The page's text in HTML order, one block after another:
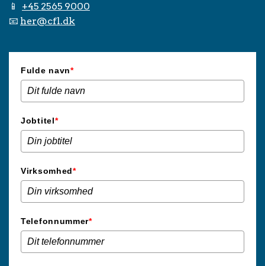
📱 +45 2565 9000
📧 her@cfl.dk
Fulde navn*
Jobtitel*
Virksomhed*
Telefonnummer*